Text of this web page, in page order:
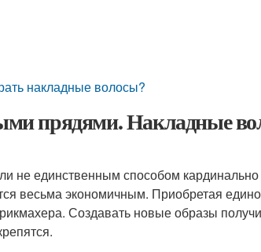
накладные волосы?
прядями. Накладные
не единственным способом кардинально
весьма экономичным. Приобретая
Создавать новые образы